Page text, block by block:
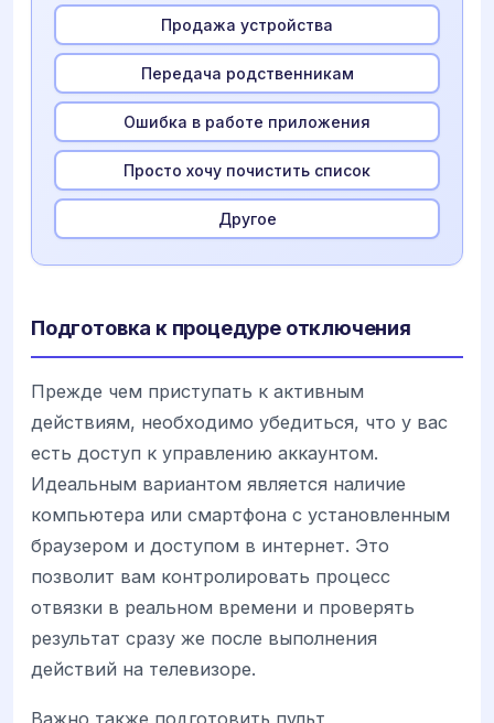
Продажа устройства
Передача родственникам
Ошибка в работе приложения
Просто хочу почистить список
Другое
Подготовка к процедуре отключения
Прежде чем приступать к активным
действиям, необходимо убедиться, что у вас
есть доступ к управлению аккаунтом.
Идеальным вариантом является наличие
компьютера или смартфона с установленным
браузером и доступом в интернет. Это
позволит вам контролировать процесс
отвязки в реальном времени и проверять
результат сразу же после выполнения
действий на телевизоре.
Важно также подготовить пульт